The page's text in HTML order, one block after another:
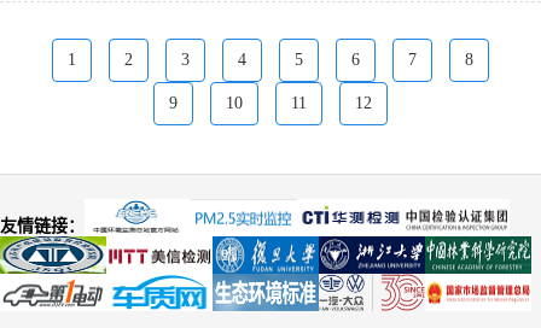
1 2 3 4 5 6 7 8
9 10 11 12
友情链接：